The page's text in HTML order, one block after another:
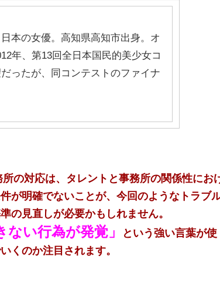
本の女優。高知県高知市出身。オ
年、第13回全日本国民的美少女コ
ったが、同コンテストのファイナ
の対応は、タレントと事務所の関係性にお
が明確でないことが、今回のようなトラブ
の見直しが必要かもしれません。
ない行為が発覚」
という強い言葉が使
くのか注目されます。